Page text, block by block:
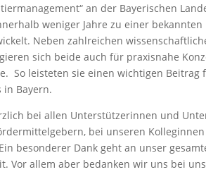
an der Bayerischen
weniger Jahre zu einer
Neben zahlreichen
sich beide auch für praxisnahe
So leisteten sie einen wichtigen Beitrag
in Bayern.
bei allen Unterstützerinnen und
bei unseren
besonderer Dank geht an unser
Vor allem aber bedanken wir uns bei